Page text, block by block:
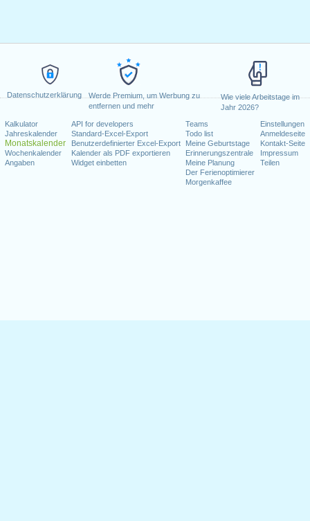
Datenschutzerklärung
Werde Premium, um Werbung zu
entfernen und mehr
Wie viele Arbeitstage im
Jahr 2026?
Kalkulator
Jahreskalender
Monatskalender
Wochenkalender
Angaben
API for developers
Standard-Excel-Export
Benutzerdefinierter Excel-Export
Kalender als PDF exportieren
Widget einbetten
Teams
Todo list
Meine Geburtstage
Erinnerungszentrale
Meine Planung
Der Ferienoptimierer
Morgenkaffee
Einstellungen
Anmeldeseite
Kontakt-Seite
Impressum
Teilen